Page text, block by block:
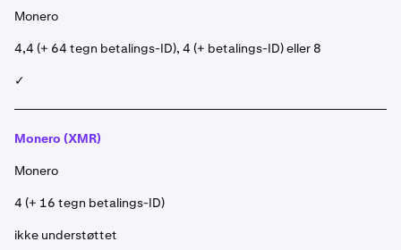
Monero
4,4 (+ 64 tegn betalings-ID), 4 (+ betalings-ID) eller 8
✓
Monero (XMR)
Monero
4 (+ 16 tegn betalings-ID)
ikke understøttet